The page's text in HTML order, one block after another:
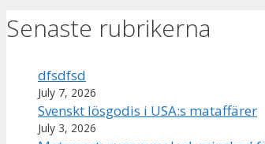
Senaste rubrikerna
dfsdfsd
July 7, 2026
Svenskt lösgodis i USA:s mataffärer
July 3, 2026